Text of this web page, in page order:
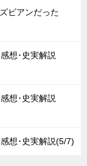
ビアンだった
想･史実解説
想･史実解説
想･史実解説(5/7)